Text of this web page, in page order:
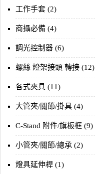
工作手套 (2)
商攝必備 (4)
調光控制器 (6)
螺絲 燈架接頭 轉接 (12)
各式夾具 (11)
大管夾/關節/掛具 (4)
C-Stand 附件/旗板框 (9)
小管夾/關節/總承 (2)
燈具延伸桿 (1)